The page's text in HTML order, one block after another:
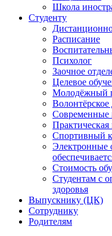
Школа
Студенту
Расписание
Психолог
Заочное
Целевое
Молодёжный
Современные
Практическая
Спортивный
Электронные
Стоимость
Студентам с
здоровья
Выпускнику (ЦК)
Сотруднику
Родителям